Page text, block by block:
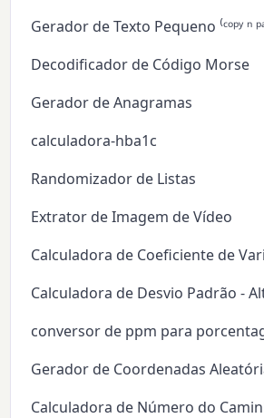
Gerador de Texto Pequeno ⁽ᶜᵒᵖʸ ⁿ
Decodificador de Código Morse
Gerador de Anagramas
calculadora-hba1c
Randomizador de Listas
Extrator de Imagem de Vídeo
Calculadora de Coeficiente de
Calculadora de Desvio Padrão -
conversor de ppm para
Gerador de Coordenadas
Calculadora de Número do